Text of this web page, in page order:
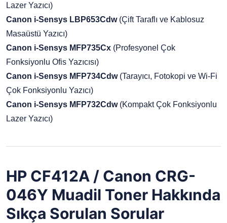
Lazer Yazıcı)
Canon i-Sensys LBP653Cdw(Çift Taraflı ve Kablosuz
Masaüstü Yazıcı)
Canon i-Sensys MFP735Cx (Profesyonel Çok
Fonksiyonlu Ofis Yazıcısı)
Canon i-Sensys MFP734Cdw(Tarayıcı, Fotokopi ve Wi-Fi
Çok Fonksiyonlu Yazıcı)
Canon i-Sensys MFP732Cdw(Kompakt Çok Fonksiyonlu
Lazer Yazıcı)
HP CF412A / Canon CRG-
046Y Muadil Toner Hakkında
Sıkça Sorulan Sorular